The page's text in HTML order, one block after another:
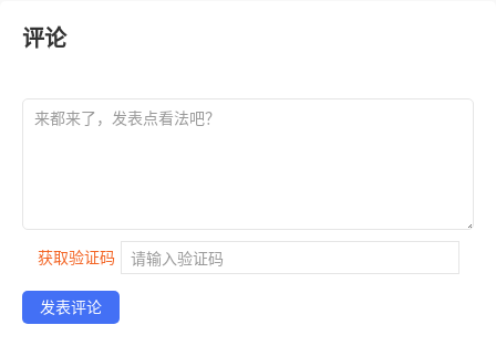
评论
获取验证码
发表评论